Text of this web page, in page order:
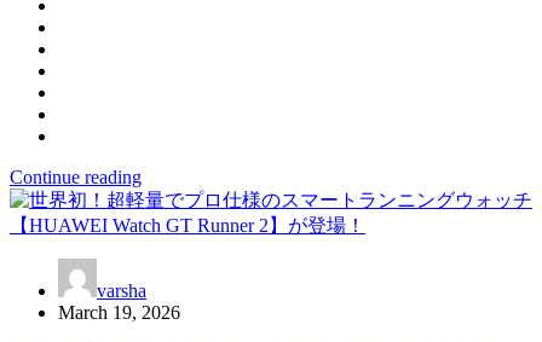
Continue reading
varsha
March 19, 2026